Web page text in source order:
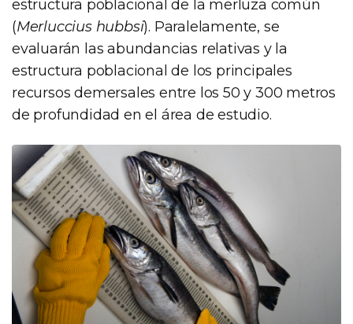
estructura poblacional de la merluza común
(Merluccius hubbsi). Paralelamente, se
evaluarán las abundancias relativas y la
estructura poblacional de los principales
recursos demersales entre los 50 y 300 metros
de profundidad en el área de estudio.